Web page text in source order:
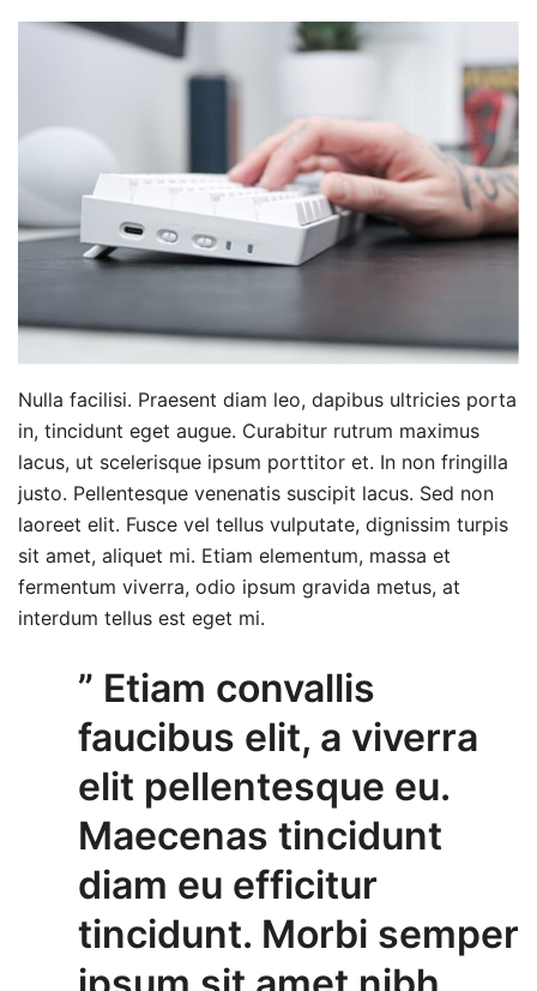
Nulla facilisi. Praesent diam leo, dapibus ultricies porta
in, tincidunt eget augue. Curabitur rutrum maximus
lacus, ut scelerisque ipsum porttitor et. In non fringilla
justo. Pellentesque venenatis suscipit lacus. Sed non
laoreet elit. Fusce vel tellus vulputate, dignissim turpis
sit amet, aliquet mi. Etiam elementum, massa et
fermentum viverra, odio ipsum gravida metus, at
interdum tellus est eget mi.
” Etiam convallis
faucibus elit, a viverra
elit pellentesque eu.
Maecenas tincidunt
diam eu efficitur
tincidunt. Morbi semper